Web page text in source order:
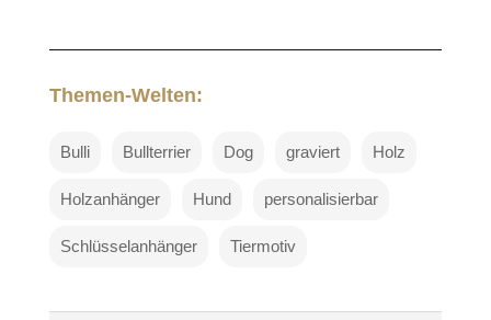
Themen-Welten:
Bulli Bullterrier Dog graviert Holz
Holzanhänger Hund personalisierbar
Schlüsselanhänger Tiermotiv